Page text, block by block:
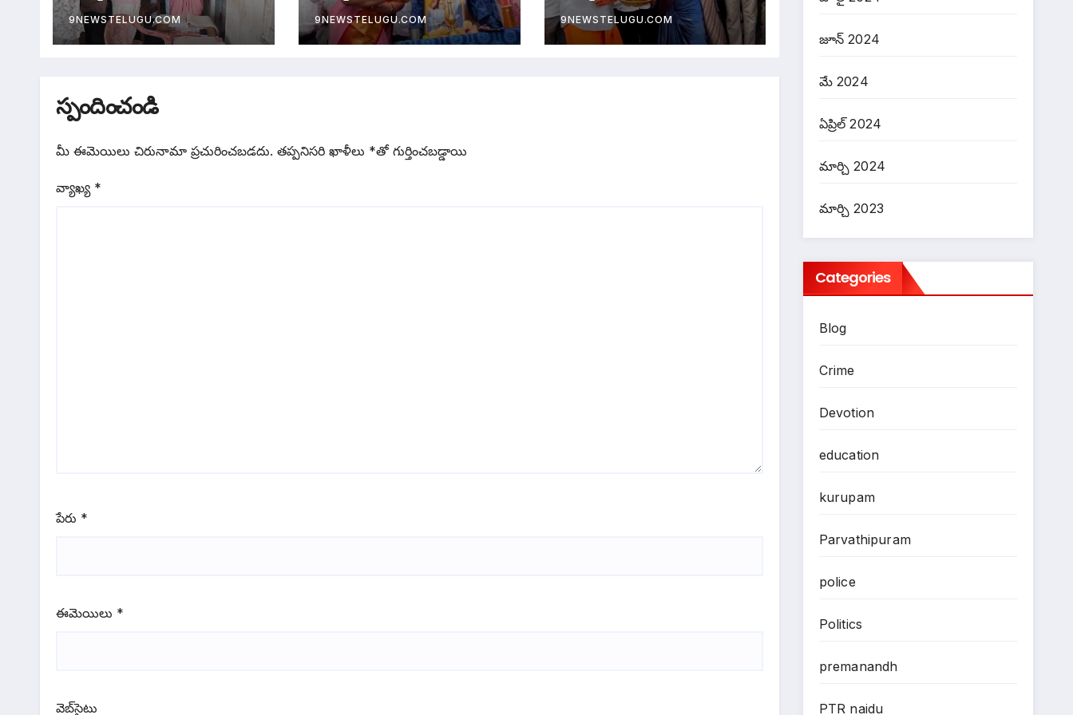
ఆర్డీవో
9NEWSTELUGU.COM 9NEWSTELUGU.COM 9NEWSTELUGU.COM
స్పందించండి
మీ ఈమెయిలు చిరునామా ప్రచురించబడదు. తప్పనిసరి ఖాళీలు *‌తో గుర్తించబడ్డాయి
వ్యాఖ్య *
పేరు *
ఈమెయిలు *
వెబ్‌సైటు
జూన్ 2024
మే 2024
ఏప్రిల్ 2024
మార్చి 2024
మార్చి 2023
Categories
Blog
Crime
Devotion
education
kurupam
Parvathipuram
police
Politics
premanandh
PTR naidu